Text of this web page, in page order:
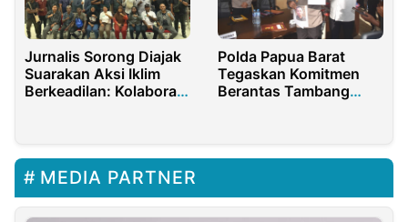
Jurnalis Sorong Diajak
Suarakan Aksi Iklim
Berkeadilan: Kolaborasi
Polda Papua Barat
Tegaskan Komitmen
Berantas Tambang
MEDIA PARTNER